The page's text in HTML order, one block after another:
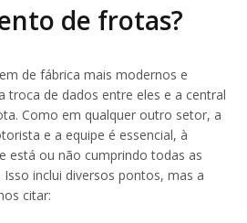
de frotas?
de fábrica mais modernos e
troca de dados entre eles e a central
Como em qualquer outro setor, a
e a equipe é essencial, à
está ou não cumprindo todas as
inclui diversos pontos, mas a
citar: